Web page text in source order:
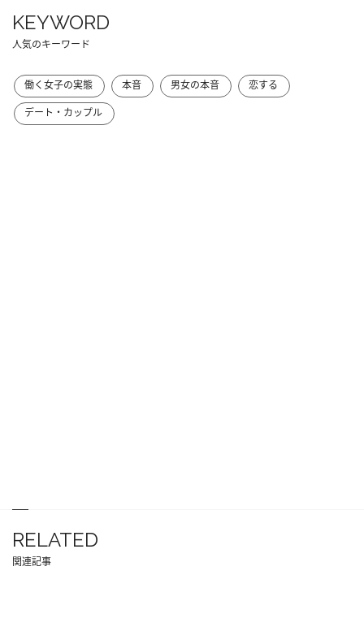
KEYWORD
人気のキーワード
働く女子の実態 本音 男女の本音
恋する
デート・カップル
RELATED
関連記事